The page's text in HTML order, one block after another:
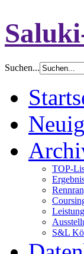
Suchen...
TOP-
S&L